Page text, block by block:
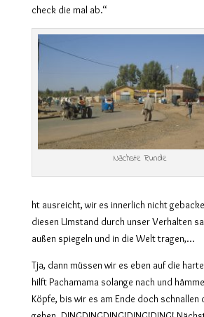
check die mal ab.“
Nächste Runde
ht ausreicht, wir es innerlich nicht
diesen Umstand durch unser Verhalten
außen spiegeln und in die Welt tragen,…
Tja, dann müssen wir es eben auf die
hilft Pachamama solange nach und
Köpfe, bis wir es am Ende doch